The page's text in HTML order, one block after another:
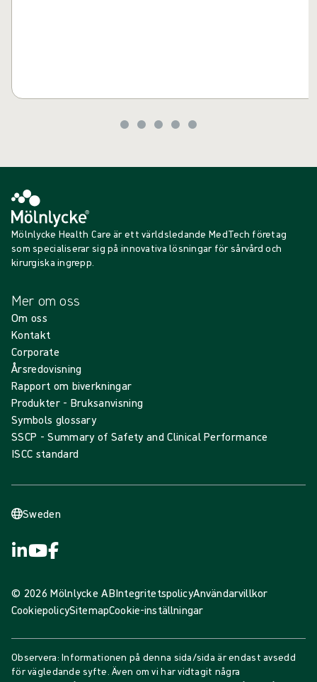
Mölnlycke Health Care är ett världsledande MedTech företag
som specialiserar sig på innovativa lösningar för sårvård och
kirurgiska ingrepp.
Mer om oss
Om oss
Kontakt
Corporate
Årsredovisning
Rapport om biverkningar
Produkter - Bruksanvisning
Symbols glossary
SSCP - Summary of Safety and Clinical Performance
ISCC standard
Sweden
© 2026 Mölnlycke ABIntegritetspolicyAnvändarvillkor
CookiepolicySitemapCookie-inställningar
Observera: Informationen på denna sida/sida är endast avsedd
för vägledande syfte. Även om vi har vidtagit några